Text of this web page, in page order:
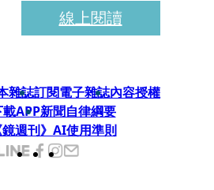
線上閱讀
雜誌訂閱電子雜誌內容授權
APP新聞自律綱要
鏡週刊》AI使用準則